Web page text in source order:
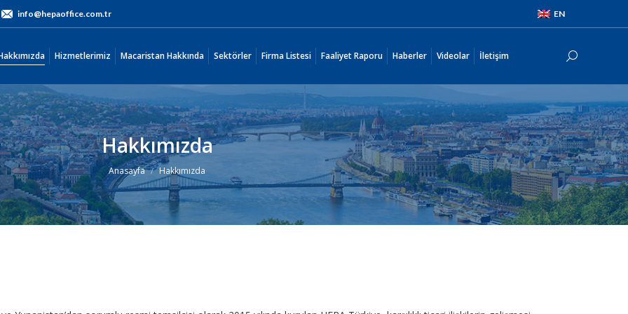
info@hepaoffice.com.tr EN
Hizmetlerimiz Macaristan Hakkında Sektörler Firma Listesi Faaliyet Raporu Haberler Videolar İletişim Search:
Hakkımızda
You are here:
Anasayfa Hakkımızda
Hakkımızda Hizmetlerimiz